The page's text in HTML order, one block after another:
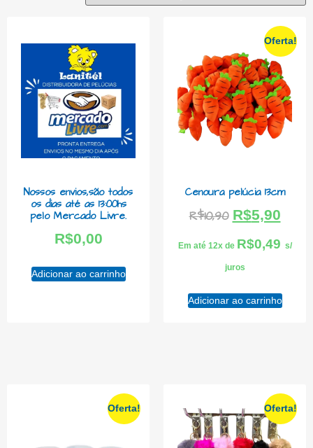
Nossos envios,são todos
os dias até as 13:00hs
pelo Mercado Livre.
R$0,00
Adicionar ao carrinho
Oferta!
Cenoura pelúcia 13cm
R$10,90 R$5,90
Em até 12x de R$0,49 s/
juros
Adicionar ao carrinho
Oferta! Oferta!